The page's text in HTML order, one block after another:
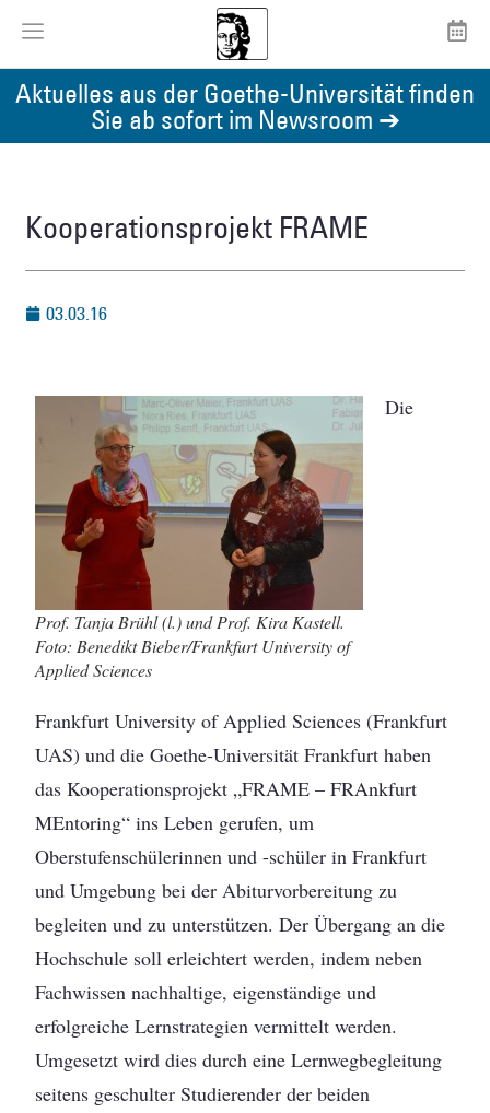
Aktuelles aus der Goethe-Universität finden
Sie ab sofort im Newsroom ➔
Kooperationsprojekt FRAME
03.03.16
Prof. Tanja Brühl (l.) und Prof. Kira Kastell.
Foto: Benedikt Bieber/Frankfurt University of
Applied Sciences
Die
Frankfurt University of Applied Sciences (Frankfurt
UAS) und die Goethe-Universität Frankfurt haben
das Kooperationsprojekt „FRAME – FRAnkfurt
MEntoring“ ins Leben gerufen, um
Oberstufenschülerinnen und -schüler in Frankfurt
und Umgebung bei der Abiturvorbereitung zu
begleiten und zu unterstützen. Der Übergang an die
Hochschule soll erleichtert werden, indem neben
Fachwissen nachhaltige, eigenständige und
erfolgreiche Lernstrategien vermittelt werden.
Umgesetzt wird dies durch eine Lernwegbegleitung
seitens geschulter Studierender der beiden